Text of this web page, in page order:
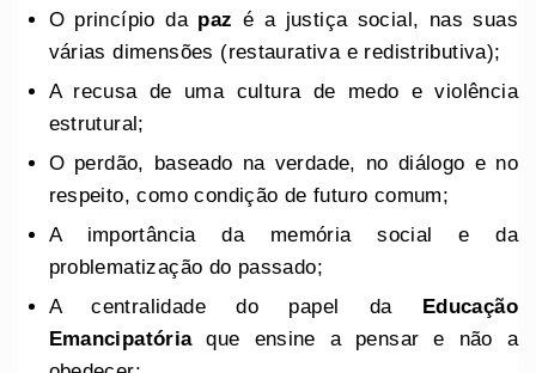
O princípio da paz é a justiça social, nas suas
várias dimensões (restaurativa e redistributiva);
A recusa de uma cultura de medo e violência
estrutural;
O perdão, baseado na verdade, no diálogo e no
respeito, como condição de futuro comum;
A importância da memória social e da
problematização do passado;
A centralidade do papel da Educação
Emancipatóriaque ensine a pensar e não a